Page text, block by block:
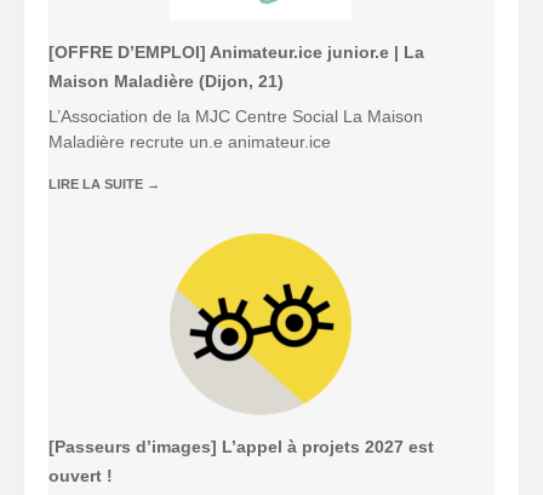
[OFFRE D’EMPLOI] Animateur.ice junior.e | La
Maison Maladière (Dijon, 21)
L’Association de la MJC Centre Social La Maison
Maladière recrute un.e animateur.ice
LIRE LA SUITE →
[Passeurs d’images] L’appel à projets 2027 est
ouvert !